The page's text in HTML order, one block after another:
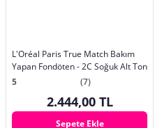
L'Oréal Paris True Match Bakım
Yapan Fondöten - 2C Soğuk Alt Ton
5
(7)
2.444,00 TL
Sepete Ekle